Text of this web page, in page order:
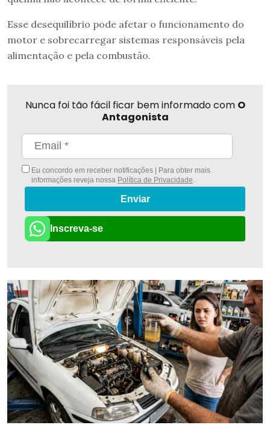
Esse desequilíbrio pode afetar o funcionamento do
motor e sobrecarregar sistemas responsáveis pela
alimentação e pela combustão.
Nunca foi tão fácil ficar bem informado com O
Antagonista
Eu concordo em receber notificações | Para obter mais
informações reveja nossa Política de Privacidade
Enviar
Inscreva-se